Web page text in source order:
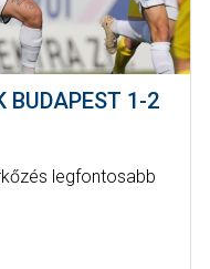
BUDAPEST 1-2
legfontosabb